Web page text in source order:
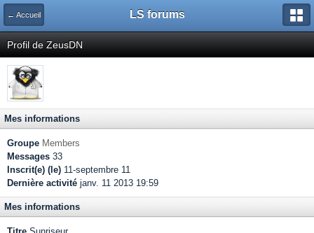
← Accueil LS forums
Profil de ZeusDN
Mes informations
Groupe Members
Messages 33
Inscrit(e) (le) 11-septembre 11
Dernière activité janv. 11 2013 19:59
Mes informations